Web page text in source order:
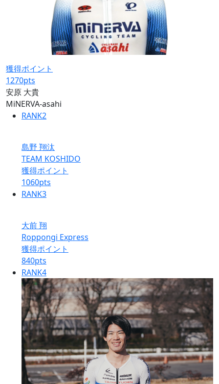
獲得ポイント
1270pts
安原 大貴
MiNERVA-asahi
RANK2
島野 翔汰
TEAM KOSHIDO
獲得ポイント
1060pts
RANK3
大前 翔
Roppongi Express
獲得ポイント
840pts
RANK4